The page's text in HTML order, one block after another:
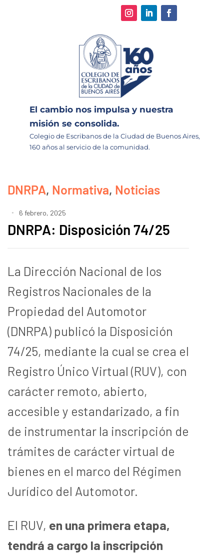
El cambio nos impulsa y nuestra
misión se consolida.
Colegio de Escribanos de la Ciudad de Buenos Aires,
160 años al servicio de la comunidad.
DNRPA, Normativa, Noticias
6 febrero, 2025
DNRPA: Disposición 74/25
La Dirección Nacional de los
Registros Nacionales de la
Propiedad del Automotor
(DNRPA) publicó la Disposición
74/25, mediante la cual se crea el
Registro Único Virtual (RUV), con
carácter remoto, abierto,
accesible y estandarizado, a fin
de instrumentar la inscripción de
trámites de carácter virtual de
bienes en el marco del Régimen
Jurídico del Automotor.
El RUV, en una primera etapa,
tendrá a cargo la inscripción